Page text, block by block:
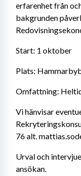
erfarenhet från
bakgrunden
Start: 1 oktober
Plats:
Omfattning:
Vi hänvisar
76 alt.
Urval och
ansökan.